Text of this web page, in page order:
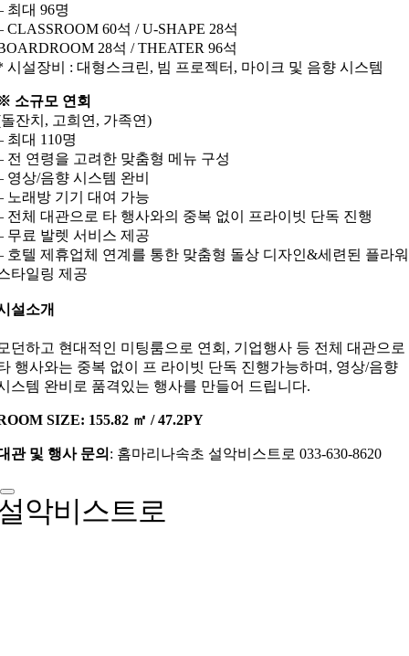
최대 96명
CLASSROOM 60석 / U-SHAPE 28석
28석 / THEATER 96석
시설장비 : 대형스크린, 빔 프로젝터, 마이크 및 음향 시스템
소규모 연회
잔치, 고희연, 가족연)
최대 110명
전 연령을 고려한 맞춤형 메뉴 구성
영상/음향 시스템 완비
노래방 기기 대여 가능
전체 대관으로 타 행사와의 중복 없이 프라이빗 단독 진행
무료 발렛 서비스 제공
호텔 제휴업체 연계를 통한 맞춤형 돌상 디자인&세련된 플라워
타일링 제공
설소개
던하고 현대적인 미팅룸으로 연회, 기업행사 등 전체 대관으로
행사와는 중복 없이 프 라이빗 단독 진행가능하며, 영상/음향
스템 완비로 품격있는 행사를 만들어 드립니다.
SIZE: 155.82 ㎡ / 47.2PY
관 및 행사 문의 : 홈마리나속초 설악비스트로 033-630-8620
악비스트로